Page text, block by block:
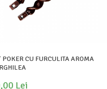
POKER CU FURCULITA AROMA
Lei